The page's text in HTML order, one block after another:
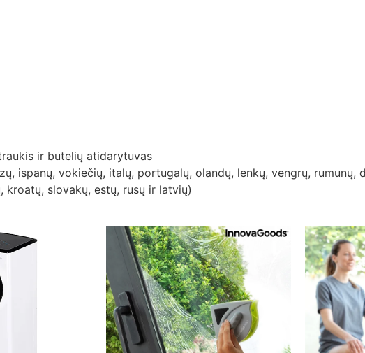
ir butelių atidarytuvas
ispanų, vokiečių, italų, portugalų, olandų, lenkų, vengrų, rumunų,
kroatų, slovakų, estų, rusų ir latvių)